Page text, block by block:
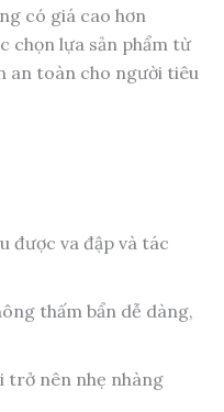
có giá cao hơn
chọn lựa sản phẩm từ
an toàn cho người tiêu
được va đập và tác
thấm bẩn dễ dàng,
trở nên nhẹ nhàng